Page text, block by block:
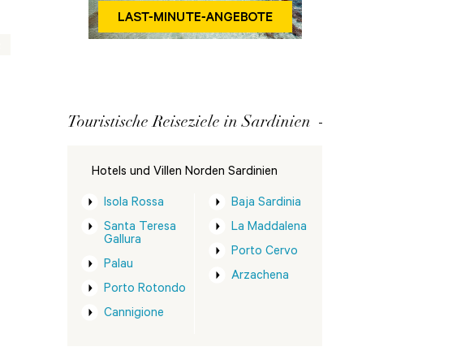
Touristische Reiseziele in Sardinien
Hotels und Villen Norden Sardinien
Isola Rossa
Santa Teresa
Gallura
Palau
Porto Rotondo
Cannigione
Baja Sardinia
La Maddalena
Porto Cervo
Arzachena